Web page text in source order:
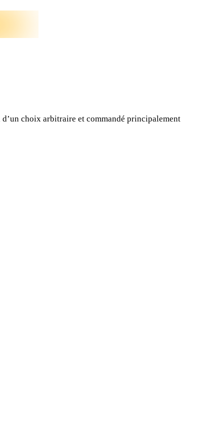
d’un choix arbitraire et commandé principalement